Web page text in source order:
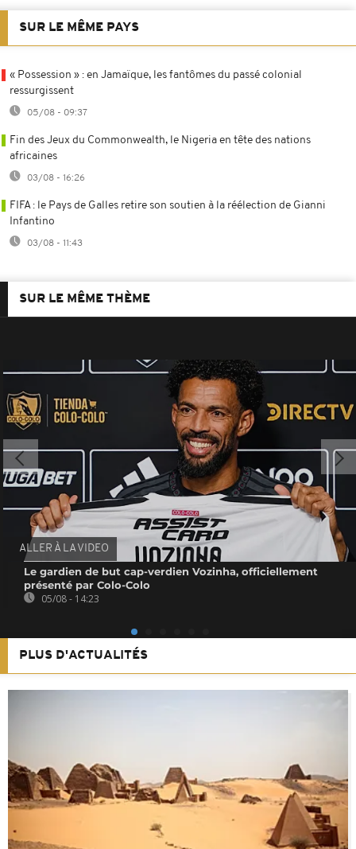
SUR LE MÊME PAYS
« Possession » : en Jamaïque, les fantômes du passé colonial
ressurgissent
05/08 - 09:37
Fin des Jeux du Commonwealth, le Nigeria en tête des nations
africaines
03/08 - 16:26
FIFA : le Pays de Galles retire son soutien à la réélection de Gianni
Infantino
03/08 - 11:43
SUR LE MÊME THÈME
ALLER À LA VIDEO
Le gardien de but cap-verdien Vozinha, officiellement
présenté par Colo-Colo
05/08 - 14:23
PLUS D'ACTUALITÉS